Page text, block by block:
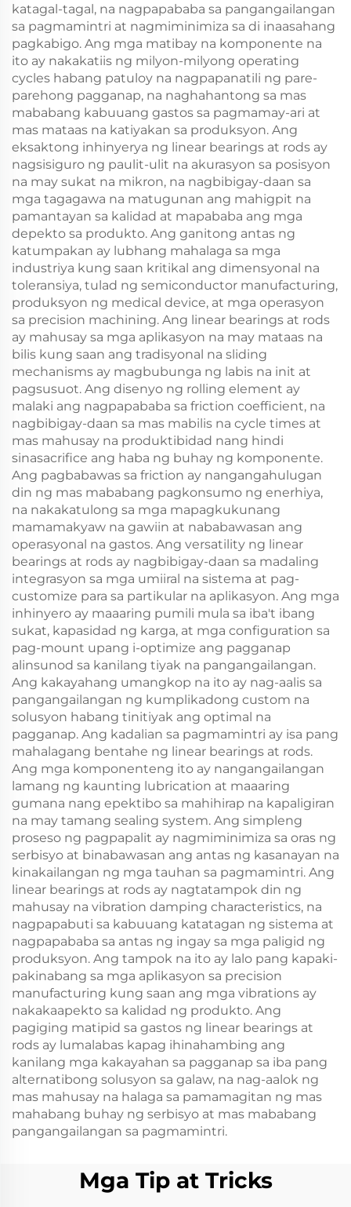
katagal-tagal, na nagpapababa sa pangangailangan
sa pagmamintri at nagmiminimiza sa di inaasahang
pagkabigo. Ang mga matibay na komponente na
ito ay nakakatiis ng milyon-milyong operating
cycles habang patuloy na nagpapanatili ng pare-
parehong pagganap, na naghahantong sa mas
mababang kabuuang gastos sa pagmamay-ari at
mas mataas na katiyakan sa produksyon. Ang
eksaktong inhinyerya ng linear bearings at rods ay
nagsisiguro ng paulit-ulit na akurasyon sa posisyon
na may sukat na mikron, na nagbibigay-daan sa
mga tagagawa na matugunan ang mahigpit na
pamantayan sa kalidad at mapababa ang mga
depekto sa produkto. Ang ganitong antas ng
katumpakan ay lubhang mahalaga sa mga
industriya kung saan kritikal ang dimensyonal na
toleransiya, tulad ng semiconductor manufacturing,
produksyon ng medical device, at mga operasyon
sa precision machining. Ang linear bearings at rods
ay mahusay sa mga aplikasyon na may mataas na
bilis kung saan ang tradisyonal na sliding
mechanisms ay magbubunga ng labis na init at
pagsusuot. Ang disenyo ng rolling element ay
malaki ang nagpapababa sa friction coefficient, na
nagbibigay-daan sa mas mabilis na cycle times at
mas mahusay na produktibidad nang hindi
sinasacrifice ang haba ng buhay ng komponente.
Ang pagbabawas sa friction ay nangangahulugan
din ng mas mababang pagkonsumo ng enerhiya,
na nakakatulong sa mga mapagkukunang
mamamakyaw na gawiin at nababawasan ang
operasyonal na gastos. Ang versatility ng linear
bearings at rods ay nagbibigay-daan sa madaling
integrasyon sa mga umiiral na sistema at pag-
customize para sa partikular na aplikasyon. Ang mga
inhinyero ay maaaring pumili mula sa iba't ibang
sukat, kapasidad ng karga, at mga configuration sa
pag-mount upang i-optimize ang pagganap
alinsunod sa kanilang tiyak na pangangailangan.
Ang kakayahang umangkop na ito ay nag-aalis sa
pangangailangan ng kumplikadong custom na
solusyon habang tinitiyak ang optimal na
pagganap. Ang kadalian sa pagmamintri ay isa pang
mahalagang bentahe ng linear bearings at rods.
Ang mga komponenteng ito ay nangangailangan
lamang ng kaunting lubrication at maaaring
gumana nang epektibo sa mahihirap na kapaligiran
na may tamang sealing system. Ang simpleng
proseso ng pagpapalit ay nagmiminimiza sa oras ng
serbisyo at binabawasan ang antas ng kasanayan na
kinakailangan ng mga tauhan sa pagmamintri. Ang
linear bearings at rods ay nagtatampok din ng
mahusay na vibration damping characteristics, na
nagpapabuti sa kabuuang katatagan ng sistema at
nagpapababa sa antas ng ingay sa mga paligid ng
produksyon. Ang tampok na ito ay lalo pang kapaki-
pakinabang sa mga aplikasyon sa precision
manufacturing kung saan ang mga vibrations ay
nakakaapekto sa kalidad ng produkto. Ang
pagiging matipid sa gastos ng linear bearings at
rods ay lumalabas kapag ihinahambing ang
kanilang mga kakayahan sa pagganap sa iba pang
alternatibong solusyon sa galaw, na nag-aalok ng
mas mahusay na halaga sa pamamagitan ng mas
mahabang buhay ng serbisyo at mas mababang
pangangailangan sa pagmamintri.
Mga Tip at Tricks